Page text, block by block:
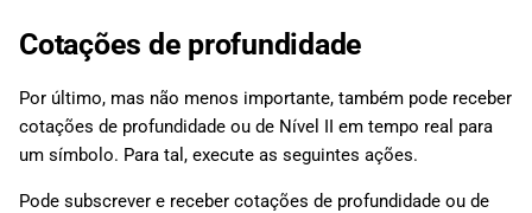
Cotações de profundidade
Por último, mas não menos importante, também pode receber
cotações de profundidade ou de Nível II em tempo real para
um símbolo. Para tal, execute as seguintes ações.
Pode subscrever e receber cotações de profundidade ou de